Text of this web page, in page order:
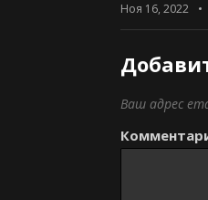
Ноя 16, 2022
Ваш адрес